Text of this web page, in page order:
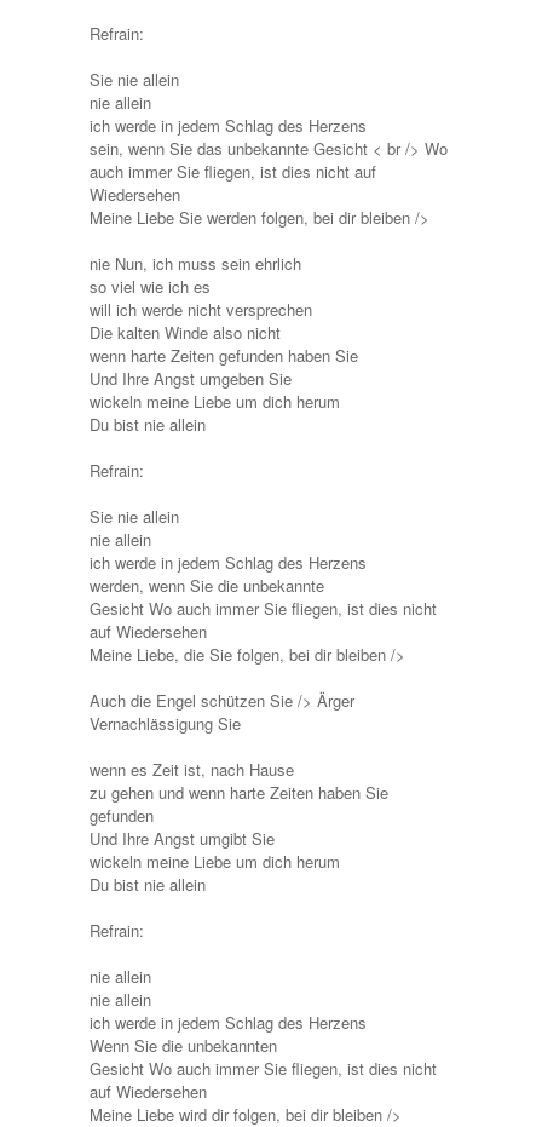
Refrain:
Sie nie allein
nie allein
ich werde in jedem Schlag des Herzens
sein, wenn Sie das unbekannte Gesicht < br /> Wo
auch immer Sie fliegen, ist dies nicht auf
Wiedersehen
Meine Liebe Sie werden folgen, bei dir bleiben />
nie Nun, ich muss sein ehrlich
so viel wie ich es
will ich werde nicht versprechen
Die kalten Winde also nicht
wenn harte Zeiten gefunden haben Sie
Und Ihre Angst umgeben Sie
wickeln meine Liebe um dich herum
Du bist nie allein
Refrain:
Sie nie allein
nie allein
ich werde in jedem Schlag des Herzens
werden, wenn Sie die unbekannte
Gesicht Wo auch immer Sie fliegen, ist dies nicht
auf Wiedersehen
Meine Liebe, die Sie folgen, bei dir bleiben />
Auch die Engel schützen Sie /> Ärger
Vernachlässigung Sie
wenn es Zeit ist, nach Hause
zu gehen und wenn harte Zeiten haben Sie
gefunden
Und Ihre Angst umgibt Sie
wickeln meine Liebe um dich herum
Du bist nie allein
Refrain:
nie allein
nie allein
ich werde in jedem Schlag des Herzens
Wenn Sie die unbekannten
Gesicht Wo auch immer Sie fliegen, ist dies nicht
auf Wiedersehen
Meine Liebe wird dir folgen, bei dir bleiben />